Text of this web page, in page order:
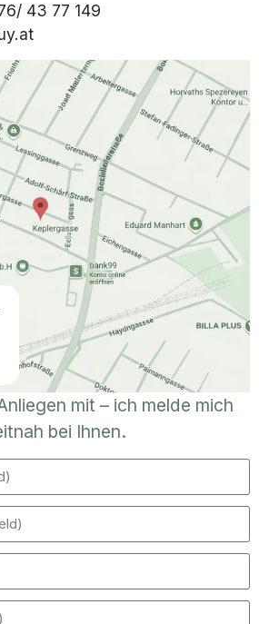
43 77 149
mit – ich melde mich
bei Ihnen.